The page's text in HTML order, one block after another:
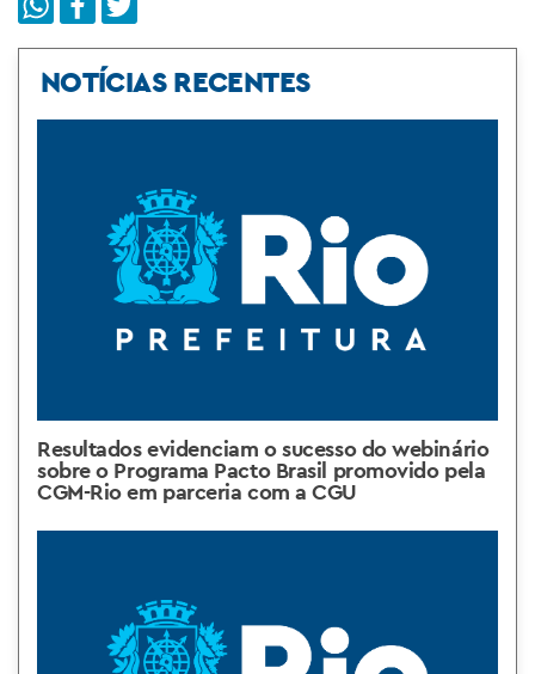
NOTÍCIAS RECENTES
Resultados evidenciam o sucesso do webinário
sobre o Programa Pacto Brasil promovido pela
CGM-Rio em parceria com a CGU